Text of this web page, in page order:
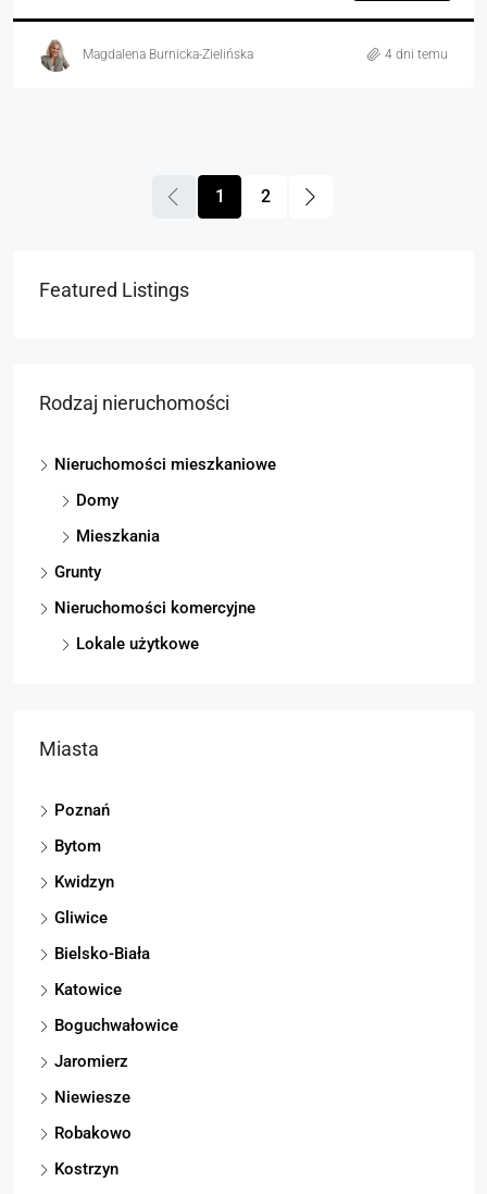
Magdalena Burnicka-Zielińska 4 dni temu
1 2
Featured Listings
Rodzaj nieruchomości
Nieruchomości mieszkaniowe
Domy
Mieszkania
Grunty
Nieruchomości komercyjne
Lokale użytkowe
Miasta
Poznań
Bytom
Kwidzyn
Gliwice
Bielsko-Biała
Katowice
Boguchwałowice
Jaromierz
Niewiesze
Robakowo
Kostrzyn